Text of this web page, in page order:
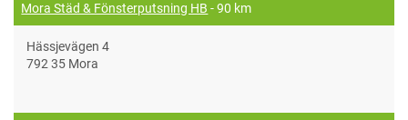
Mora Städ & Fönsterputsning HB - 90 km
Hässjevägen 4
792 35 Mora